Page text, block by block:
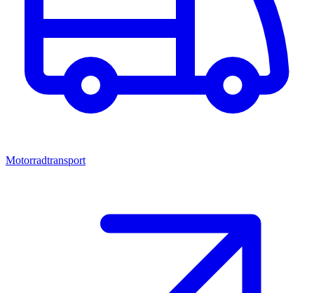
Motorradtransport